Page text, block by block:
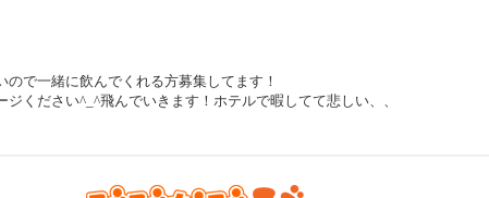
で一緒に飲んでくれる方募集してます！
ください^_^飛んでいきます！ホテルで暇してて悲しい、、